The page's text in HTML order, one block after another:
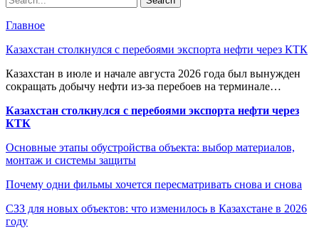
Главное
Казахстан столкнулся с перебоями экспорта нефти через КТК
Казахстан в июле и начале августа 2026 года был вынужден
сокращать добычу нефти из-за перебоев на терминале…
Казахстан столкнулся с перебоями экспорта нефти через
КТК
Основные этапы обустройства объекта: выбор материалов,
монтаж и системы защиты
Почему одни фильмы хочется пересматривать снова и снова
СЗЗ для новых объектов: что изменилось в Казахстане в 2026
году